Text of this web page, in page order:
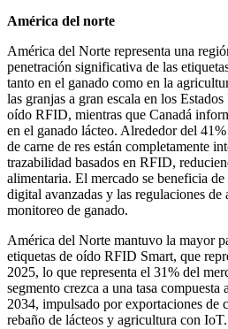
América del norte
América del Norte representa una
penetración significativa de las
tanto en el ganado como en la
las granjas a gran escala en los
oído RFID, mientras que Canadá
en el ganado lácteo. Alrededor del
de carne de res están completamente
trazabilidad basados ​​en RFID,
alimentaria. El mercado se beneficia
digital avanzadas y las regulaciones de
monitoreo de ganado.
América del Norte mantuvo la mayor
etiquetas de oído RFID Smart, que
2025, lo que representa el 31% del
segmento crezca a una tasa compuesta
2034, impulsado por exportaciones de
rebaño de lácteos y agricultura con IoT.